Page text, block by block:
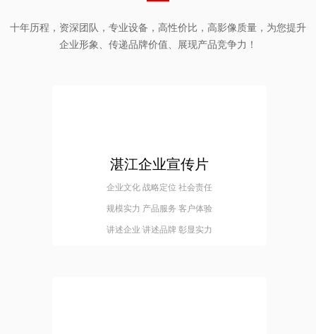
十年历程，资深团队，专业设备，高性价比，高影像质量，为您提升
企业形象、传递品牌价值、展现产品竞争力！
湛江企业宣传片
企业文化 战略定位 社会责任
规模实力 产品服务 客户体验
讲述企业 讲述品牌 彰显实力